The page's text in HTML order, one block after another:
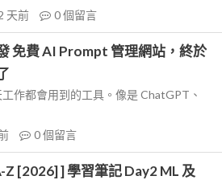
天前 0個留言
免費 AI Prompt 管理網站，終於
作都會用到的工具。像是 ChatGPT、
0個留言
[2026] ] 學習筆記 Day2 ML 及